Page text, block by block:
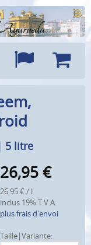
Langues
5 litre
26,95 €
26,95 € / l
inclus 19% T.V.A.
plus frais d'envoi
Taille|Variante: